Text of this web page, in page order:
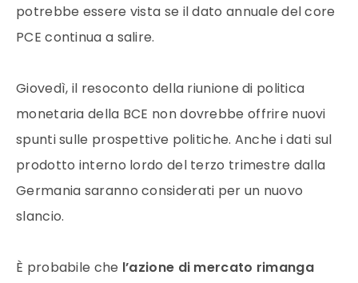
potrebbe essere vista se il dato annuale del core
PCE continua a salire.
Giovedì, il resoconto della riunione di politica
monetaria della BCE non dovrebbe offrire nuovi
spunti sulle prospettive politiche. Anche i dati sul
prodotto interno lordo del terzo trimestre dalla
Germania saranno considerati per un nuovo
slancio.
È probabile che l’azione di mercato rimanga